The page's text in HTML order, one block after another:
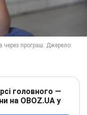
головного —
на OBOZ.UA у